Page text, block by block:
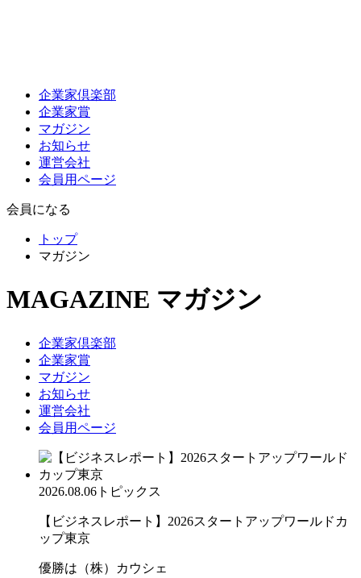
企業家倶楽部
企業家賞
マガジン
お知らせ
運営会社
会員用ページ
会員になる
トップ
マガジン
MAGAZINE マガジン
企業家倶楽部
企業家賞
マガジン
お知らせ
運営会社
会員用ページ
2026.08.06 トピックス
【ビジネスレポート】2026スタートアップワールドカ
ップ東京
優勝は（株）カウシェ